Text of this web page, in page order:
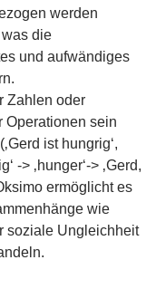
werden
die
und aufwändiges
Zahlen oder
Operationen sein
ist hungrig‘,
-> ‚hunger‘-> ‚Gerd,
ermöglicht es
wie
soziale Ungleichheit